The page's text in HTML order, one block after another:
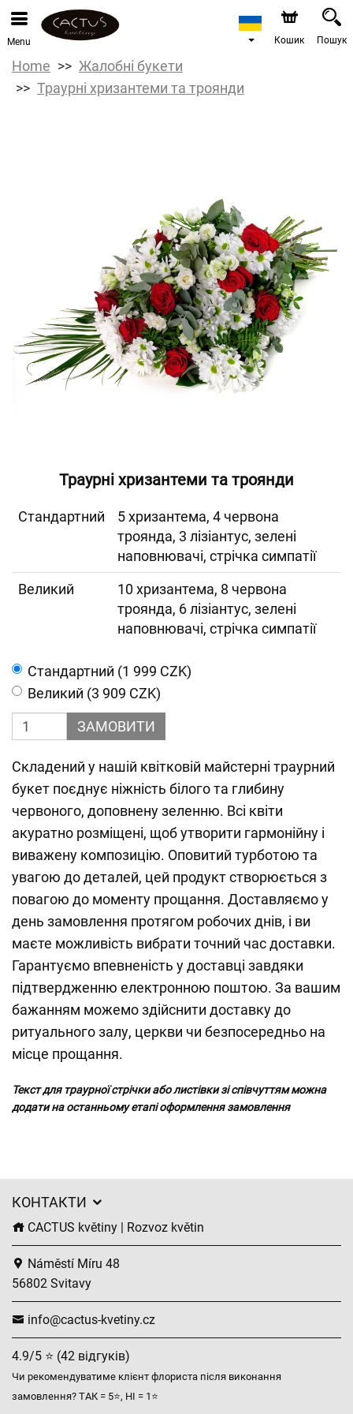
Menu Кошик Пошук
Home
Жалобні букети
Траурні хризантеми та троянди
Траурні хризантеми та троянди
Cтандартний
5 хризантема, 4 червона
троянда, 3 лізіантус, зелені
наповнювачі, стрічка симпатії
Великий
10 хризантема, 8 червона
троянда, 6 лізіантус, зелені
наповнювачі, стрічка симпатії
Cтандартний (1 999 CZK)
Великий (3 909 CZK)
ЗАМОВИТИ
Складений у нашій квітковій майстерні траурний
букет поєднує ніжність білого та глибину
червоного, доповнену зеленню. Всі квіти
акуратно розміщені, щоб утворити гармонійну і
виважену композицію. Оповитий турботою та
увагою до деталей, цей продукт створюється з
повагою до моменту прощання. Доставляємо у
день замовлення протягом робочих днів, і ви
маєте можливість вибрати точний час доставки.
Гарантуємо впевненість у доставці завдяки
підтвердженню електронною поштою. За вашим
бажанням можемо здійснити доставку до
ритуального залу, церкви чи безпосередньо на
місце прощання.
Текст для траурної стрічки або листівки зі співчуттям можна
додати на останньому етапі оформлення замовлення
КОНТАКТИ
CACTUS květiny | Rozvoz květin
Náměstí Míru 48
56802 Svitavy
info@cactus-kvetiny.cz
4.9/5 ⭐ (42 відгуків)
Чи рекомендуватиме клієнт флориста після виконання
замовлення? ТАК = 5⭐, НІ = 1⭐